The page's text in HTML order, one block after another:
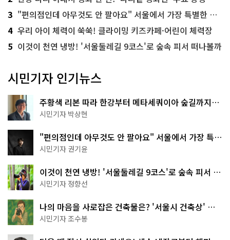
3 "편의점인데 아무것도 안 팔아요" 서울에서 가장 특별한 편의점의 정체
4 우리 아이 체력이 쑥쑥! 클라이밍 키즈카페·어린이 체력장
5 이것이 천연 냉방! '서울둘레길 9코스'로 숲속 피서 떠나볼까
시민기자 인기뉴스
주황색 리본 따라 한강부터 메타세쿼이아 숲길까지…
서울둘레길 15코스
시민기자 박상현
"편의점인데 아무것도 안 팔아요" 서울에서 가장 특별
한 편의점의 정체
시민기자 권기윤
이것이 천연 냉방! '서울둘레길 9코스'로 숲속 피서 떠
나볼까
시민기자 정향선
나의 마음을 사로잡은 건축물은? '서울시 건축상' 수
상작 공개!
시민기자 조수봉